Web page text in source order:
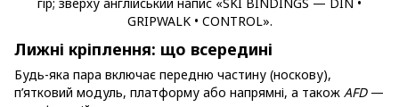
Лижні кріплення: що всередині
Будь-яка пара включає передню частину (носкову),
п’ятковий модуль, платформу або напрямні, а також AFD—